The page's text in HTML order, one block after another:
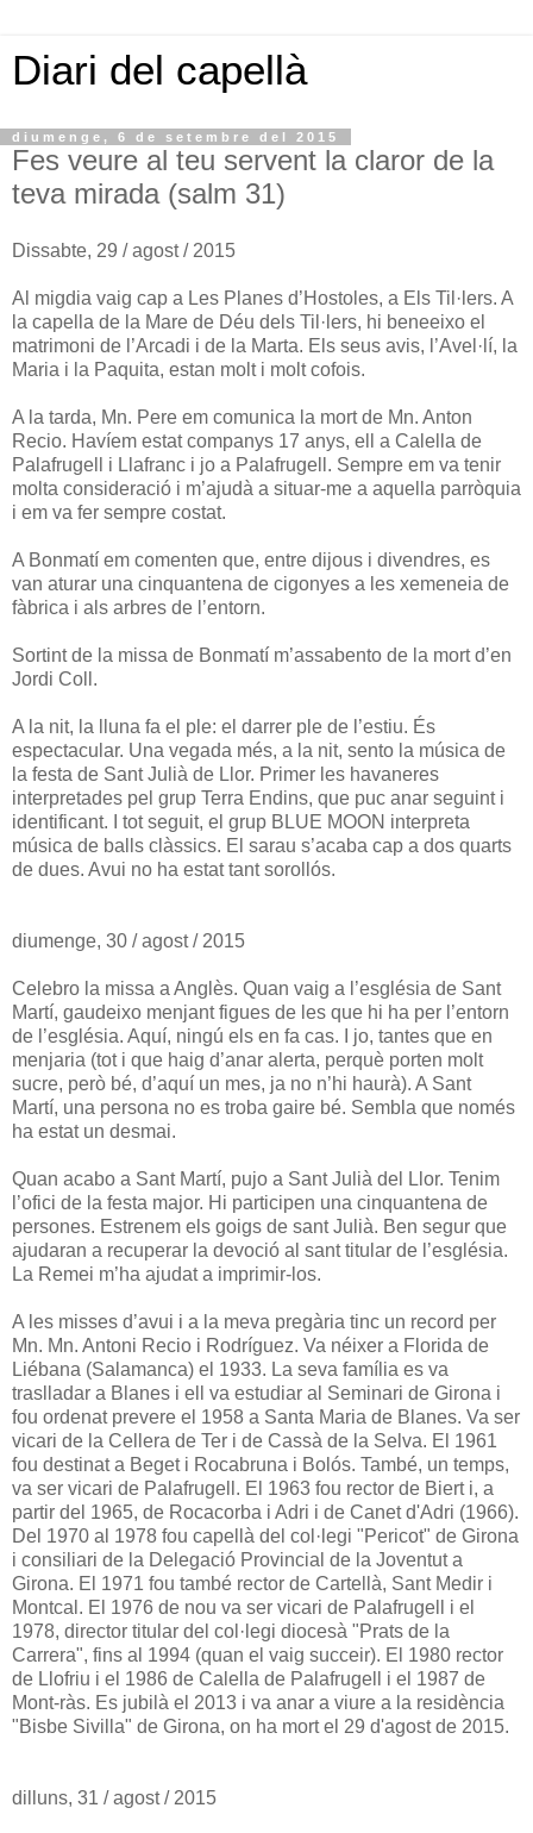
Diari del capellà
diumenge, 6 de setembre del 2015
Fes veure al teu servent la claror de la
teva mirada (salm 31)
Dissabte, 29 / agost / 2015
Al migdia vaig cap a Les Planes d’Hostoles, a Els Til·lers. A
la capella de la Mare de Déu dels Til·lers, hi beneeixo el
matrimoni de l’Arcadi i de la Marta. Els seus avis, l’Avel·lí, la
Maria i la Paquita, estan molt i molt cofois.
A la tarda, Mn. Pere em comunica la mort de Mn. Anton
Recio. Havíem estat companys 17 anys, ell a Calella de
Palafrugell i Llafranc i jo a Palafrugell. Sempre em va tenir
molta consideració i m’ajudà a situar-me a aquella parròquia
i em va fer sempre costat.
A Bonmatí em comenten que, entre dijous i divendres, es
van aturar una cinquantena de cigonyes a les xemeneia de
fàbrica i als arbres de l’entorn.
Sortint de la missa de Bonmatí m’assabento de la mort d’en
Jordi Coll.
A la nit, la lluna fa el ple: el darrer ple de l’estiu. És
espectacular. Una vegada més, a la nit, sento la música de
la festa de Sant Julià de Llor. Primer les havaneres
interpretades pel grup Terra Endins, que puc anar seguint i
identificant. I tot seguit, el grup BLUE MOON interpreta
música de balls clàssics. El sarau s’acaba cap a dos quarts
de dues. Avui no ha estat tant sorollós.
diumenge, 30 / agost / 2015
Celebro la missa a Anglès. Quan vaig a l’església de Sant
Martí, gaudeixo menjant figues de les que hi ha per l’entorn
de l’església. Aquí, ningú els en fa cas. I jo, tantes que en
menjaria (tot i que haig d’anar alerta, perquè porten molt
sucre, però bé, d’aquí un mes, ja no n’hi haurà). A Sant
Martí, una persona no es troba gaire bé. Sembla que només
ha estat un desmai.
Quan acabo a Sant Martí, pujo a Sant Julià del Llor. Tenim
l’ofici de la festa major. Hi participen una cinquantena de
persones. Estrenem els goigs de sant Julià. Ben segur que
ajudaran a recuperar la devoció al sant titular de l’església.
La Remei m’ha ajudat a imprimir-los.
A les misses d’avui i a la meva pregària tinc un record per
Mn. Mn. Antoni Recio i Rodríguez. Va néixer a Florida de
Liébana (Salamanca) el 1933. La seva família es va
traslladar a Blanes i ell va estudiar al Seminari de Girona i
fou ordenat prevere el 1958 a Santa Maria de Blanes. Va ser
vicari de la Cellera de Ter i de Cassà de la Selva. El 1961
fou destinat a Beget i Rocabruna i Bolós. També, un temps,
va ser vicari de Palafrugell. El 1963 fou rector de Biert i, a
partir del 1965, de Rocacorba i Adri i de Canet d'Adri (1966).
Del 1970 al 1978 fou capellà del col·legi "Pericot" de Girona
i consiliari de la Delegació Provincial de la Joventut a
Girona. El 1971 fou també rector de Cartellà, Sant Medir i
Montcal. El 1976 de nou va ser vicari de Palafrugell i el
1978, director titular del col·legi diocesà "Prats de la
Carrera", fins al 1994 (quan el vaig succeir). El 1980 rector
de Llofriu i el 1986 de Calella de Palafrugell i el 1987 de
Mont-ràs. Es jubilà el 2013 i va anar a viure a la residència
"Bisbe Sivilla" de Girona, on ha mort el 29 d'agost de 2015.
dilluns, 31 / agost / 2015